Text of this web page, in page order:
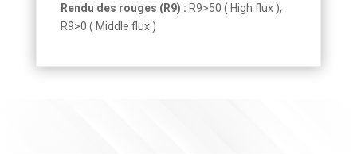
Rendu des rouges (R9) : R9>50 ( High flux ),
R9>0 ( Middle flux )